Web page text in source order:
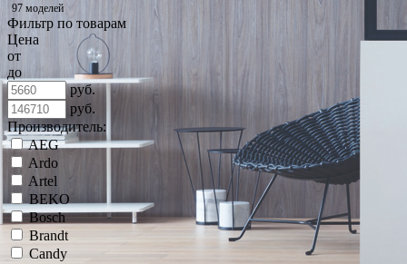
97 моделей
Фильтр по товарам
Цена
от
до
руб.
руб.
Производитель:
AEG
Ardo
Artel
BEKO
Bosch
Brandt
Candy